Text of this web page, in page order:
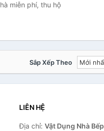
miễn phí, thu hộ
Sắp Xếp Theo
LIÊN HỆ
Địa chỉ: Vật Dụng Nhà Bếp